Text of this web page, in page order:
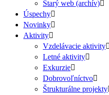
Starý web (archív)
Úspechy
Novinky
Aktivity
Vzdelávacie aktivity
Letné aktivity
Exkurzie
Dobrovoľníctvo
Štrukturálne projekty